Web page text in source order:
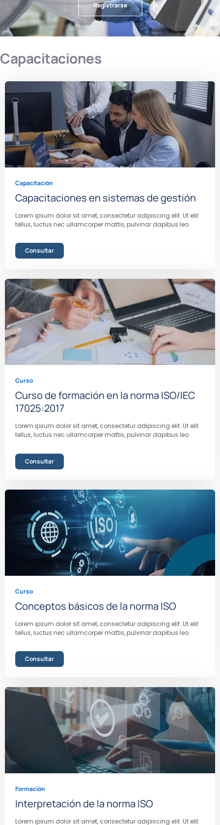
Registrarse
Capacitaciones
Capacitación
Capacitaciones en sistemas de gestión
Lorem ipsum dolor sit amet, consectetur adipiscing elit. Ut elit
tellus, luctus nec ullamcorper mattis, pulvinar dapibus leo.
Consultar
Curso
Curso de formación en la norma ISO/IEC
17025:2017
Lorem ipsum dolor sit amet, consectetur adipiscing elit. Ut elit
tellus, luctus nec ullamcorper mattis, pulvinar dapibus leo.
Consultar
Curso
Conceptos básicos de la norma ISO
Lorem ipsum dolor sit amet, consectetur adipiscing elit. Ut elit
tellus, luctus nec ullamcorper mattis, pulvinar dapibus leo.
Consultar
Formación
Interpretación de la norma ISO
Lorem ipsum dolor sit amet, consectetur adipiscing elit. Ut elit